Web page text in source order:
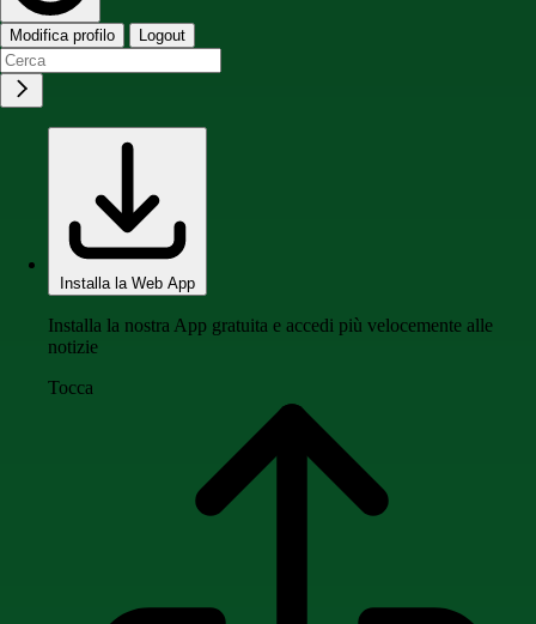
Modifica profilo Logout
Installa la Web App
Installa la nostra App gratuita e accedi più velocemente alle
notizie
Tocca